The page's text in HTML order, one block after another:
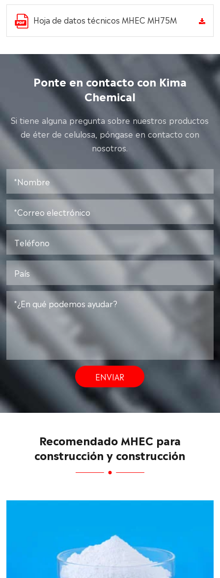
Hoja de datos técnicos MHEC MH75M
Ponte en contacto con Kima
Chemical
Si tiene alguna pregunta sobre nuestros productos
de éter de celulosa, póngase en contacto con
nosotros.
ENVIAR
Recomendado MHEC para
construcción y construcción